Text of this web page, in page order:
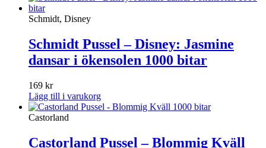
179 kr.99 kr.
Schmidt, Disney
Schmidt Pussel – Disney: Jasmine
dansar i ökensolen 1000 bitar
169 kr
Lägg till i varukorg
Castorland
Castorland Pussel – Blommig Kväll